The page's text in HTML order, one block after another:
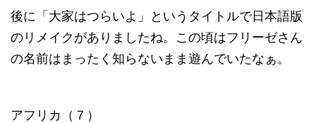
後に「大家はつらいよ」というタイトルで日本語版
のリメイクがありましたね。この頃はフリーゼさん
の名前はまったく知らないまま遊んでいたなぁ。
アフリカ（７）